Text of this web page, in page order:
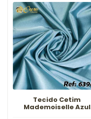
Tecido Cetim
Mademoiselle Azul